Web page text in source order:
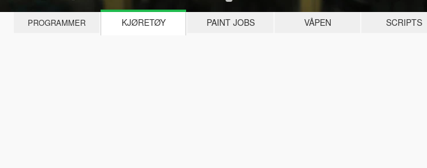
PROGRAMMER KJØRETØY PAINT JOBS VÅPEN SCRIPTS